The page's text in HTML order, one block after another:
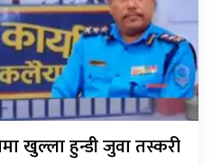
खुल्ला हुन्डी जुवा तस्करी